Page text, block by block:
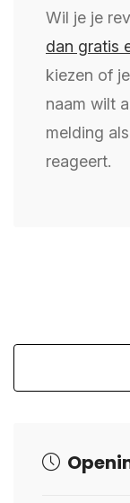
Wil je je
dan gratis
kiezen of
naam wilt
melding
reageert.